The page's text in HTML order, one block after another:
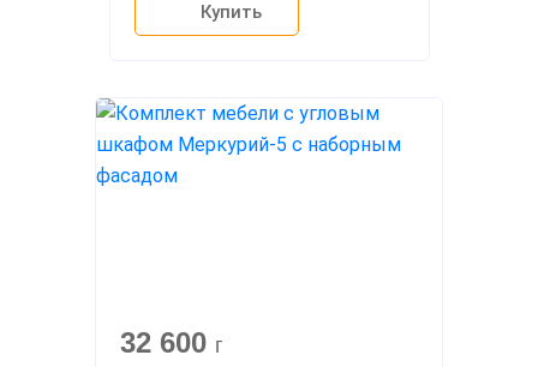
Купить
32 600 г